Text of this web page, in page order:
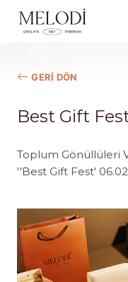
GERI DÖN
Best Gift
Toplum Gönüllüleri
''Best Gift Fest'